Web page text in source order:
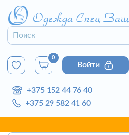
0
Войти
+375 152 44 76 40
+375 29 582 41 60